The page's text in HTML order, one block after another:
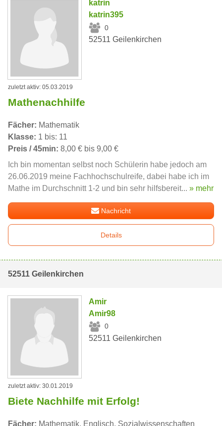
katrin
katrin395
0
52511 Geilenkirchen
zuletzt aktiv: 05.03.2019
Mathenachhilfe
Fächer: Mathematik
Klasse: 1 bis: 11
Preis / 45min: 8,00 € bis 9,00 €
Ich bin momentan selbst noch Schülerin habe jedoch am
26.06.2019 meine Fachhochschulreife, dabei habe ich im
Mathe im Durchschnitt 1-2 und bin sehr hilfsbereit... » mehr
Nachricht
Details
52511 Geilenkirchen
Amir
Amir98
0
52511 Geilenkirchen
zuletzt aktiv: 30.01.2019
Biete Nachhilfe mit Erfolg!
Fächer: Mathematik, Englisch, Sozialwissenschaften